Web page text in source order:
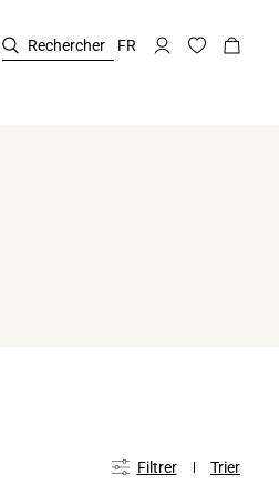
Rechercher FR
Filtrer Trier